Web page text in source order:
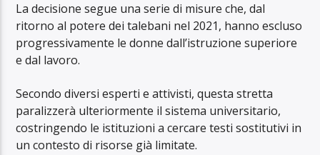
La decisione segue una serie di misure che, dal
ritorno al potere dei talebani nel 2021, hanno escluso
progressivamente le donne dall’istruzione superiore
e dal lavoro.
Secondo diversi esperti e attivisti, questa stretta
paralizzerà ulteriormente il sistema universitario,
costringendo le istituzioni a cercare testi sostitutivi in
un contesto di risorse già limitate.